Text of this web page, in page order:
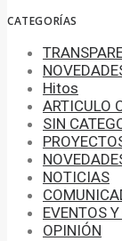
CATEGORÍAS
Hitos
ARTICULO
SIN
NOTICIAS
EVENTOS
OPINIÓN